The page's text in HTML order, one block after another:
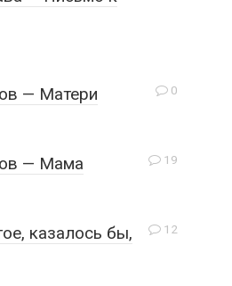
0
— Матери
19
— Мама
12
казалось бы,